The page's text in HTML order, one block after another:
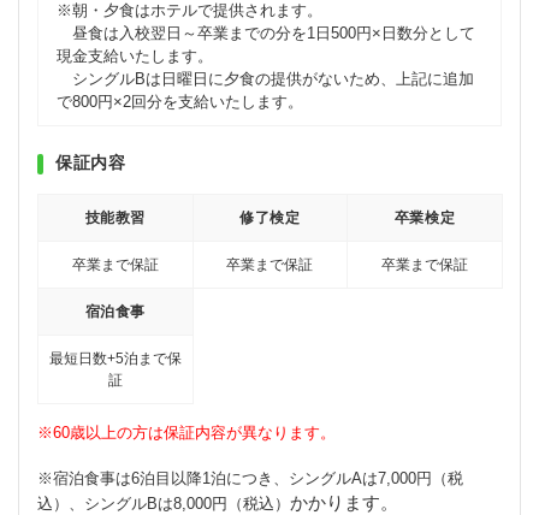
※朝・夕食はホテルで提供されます。
昼食は入校翌日～卒業までの分を1日500円×日数分として
現金支給いたします。
シングルBは日曜日に夕食の提供がないため、上記に追加
で800円×2回分を支給いたします。
保証内容
技能教習
卒業まで保証
修了検定
卒業まで保証
卒業検定
卒業まで保証
宿泊食事
最短日数+5泊まで保
証
※60歳以上の方は保証内容が異なります。
※宿泊食事は6泊目以降1泊につき、シングルAは7,000円（税
込）、シングルBは8,000円（税込） かかります。